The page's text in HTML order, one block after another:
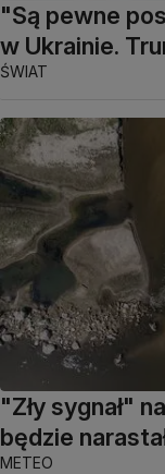
"Są pewne
w Ukrainie.
ŚWIAT
"Zły sygnał"
będzie
METEO